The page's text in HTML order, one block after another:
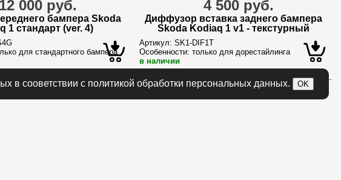
12 000 руб.
бампера Skoda
1 стандарт (ver. 4)
для стандартного бампера
4 500 руб.
Диффузор вставка заднего бампера
Skoda Kodiaq 1 v1 - текстурный
Артикул: SK1-DIF1T
Особенности: только для дорестайлинга
в наличии
в сооветствии с политикой обработки персональных данных. OK